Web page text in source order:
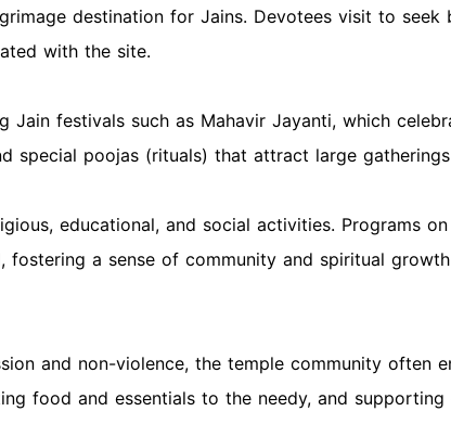
destination for Jains. Devotees visit to seek
with the site.
Jain festivals such as Mahavir Jayanti, which
special poojas (rituals) that attract large
educational, and social activities. Programs
a sense of community and spiritual
and non-violence, the temple community often
food and essentials to the needy, and supporting